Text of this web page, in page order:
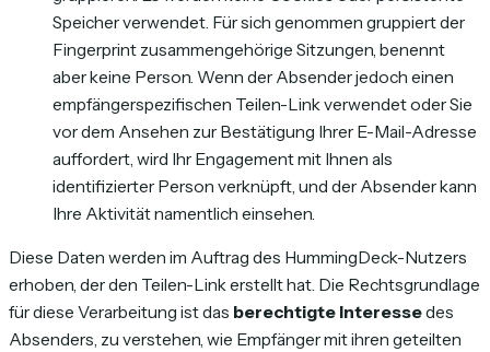
Speicher verwendet. Für sich genommen gruppiert der
Fingerprint zusammengehörige Sitzungen, benennt
aber keine Person. Wenn der Absender jedoch einen
empfängerspezifischen Teilen-Link verwendet oder Sie
vor dem Ansehen zur Bestätigung Ihrer E-Mail-Adresse
auffordert, wird Ihr Engagement mit Ihnen als
identifizierter Person verknüpft, und der Absender kann
Ihre Aktivität namentlich einsehen.
Diese Daten werden im Auftrag des HummingDeck-Nutzers
erhoben, der den Teilen-Link erstellt hat. Die Rechtsgrundlage
für diese Verarbeitung ist das berechtigte Interessedes
Absenders, zu verstehen, wie Empfänger mit ihren geteilten